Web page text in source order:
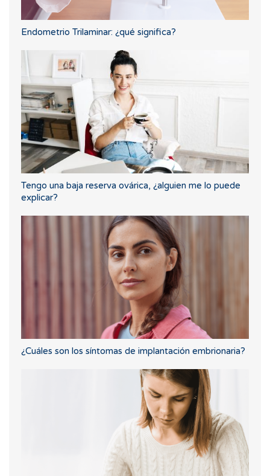
Endometrio Trilaminar: ¿qué significa?
Tengo una baja reserva ovárica, ¿alguien me lo puede
explicar?
¿Cuáles son los síntomas de implantación embrionaria?